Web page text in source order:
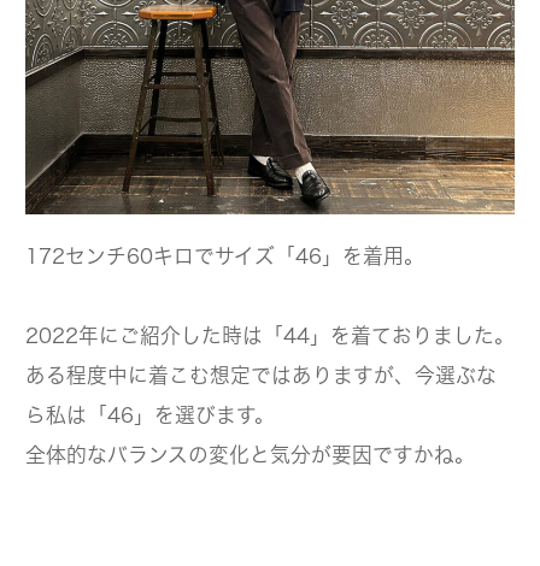
172センチ60キロでサイズ「46」を着用。
2022年にご紹介した時は「44」を着ておりました。
ある程度中に着こむ想定ではありますが、今選ぶな
ら私は「46」を選びます。
全体的なバランスの変化と気分が要因ですかね。